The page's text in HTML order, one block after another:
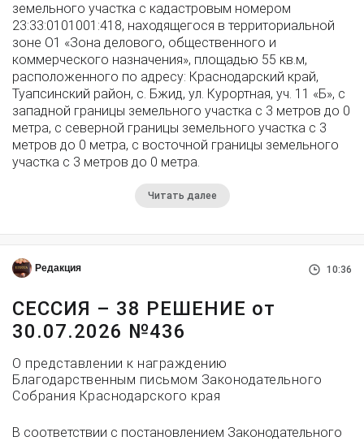
земельного участка с кадастровым номером
23:33:0101001:418, находящегося в территориальной
зоне О1 «Зона делового, общественного и
коммерческого назначения», площадью 55 кв.м,
расположенного по адресу: Краснодарский край,
Туапсинский район, с. Бжид, ул. Курортная, уч. 11 «Б», с
западной границы земельного участка с 3 метров до 0
метра, с северной границы земельного участка с 3
метров до 0 метра, с восточной границы земельного
участка с 3 метров до 0 метра.
Читать далее
Редакция 10:36
СЕССИЯ – 38 РЕШЕНИЕ от
30.07.2026 №436
О представлении к награждению
Благодарственным письмом Законодательного
Собрания Краснодарского края
В соответствии с постановлением Законодательного